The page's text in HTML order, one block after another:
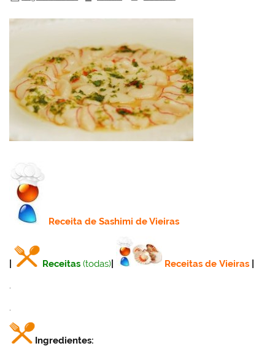
k
l
Receitade Sashimi de Vieiras
Receitas (todas) Receitas de Vieiras
.
.
Ingredientes: